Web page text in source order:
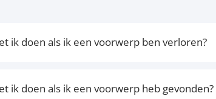
ik doen als ik een voorwerp ben verloren?
ik doen als ik een voorwerp heb gevonden?